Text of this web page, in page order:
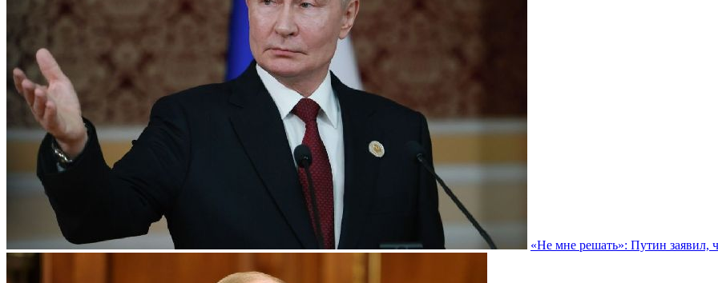
«Не мне решать»: Путин заявил,